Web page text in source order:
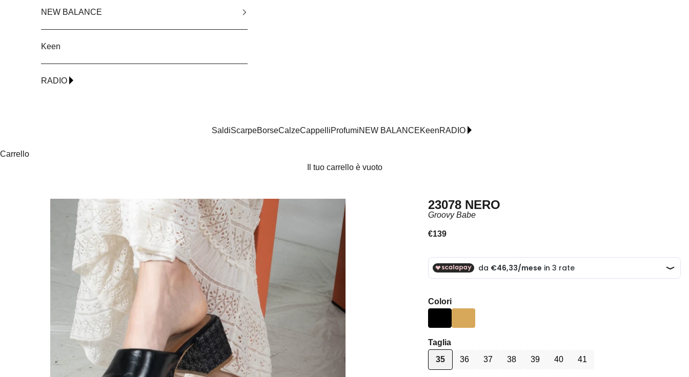
SaldiScarpeBorseCalzeCappelliProfumiNEW BALANCEKeenRADIO
NEW BALANCE
Keen
RADIO
Carrello
Il tuo carrello è vuoto
23078 NERO
Groovy Babe
Prezzo scontato
€139
Colori
Taglia
35
36 37 38 39 40 41